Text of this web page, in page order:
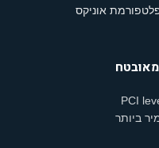
אוניקס
ביותר